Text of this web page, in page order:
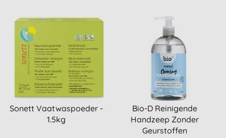
Sonett Vaatwaspoeder -
1.5kg
Bio-D Reinigende
Handzeep Zonder
Geurstoffen